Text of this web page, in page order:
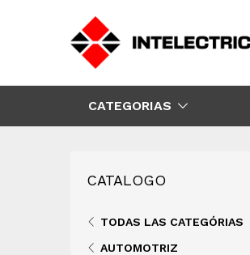
CATEGORIAS
CATALOGO
TODAS LAS CATEGÓRIAS
AUTOMOTRIZ